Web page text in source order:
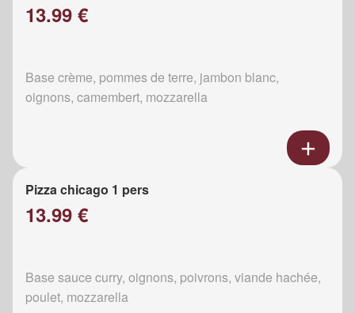
13.99 €
Base crème, pommes de terre, jambon blanc,
oignons, camembert, mozzarella
Pizza chicago 1 pers
13.99 €
Base sauce curry, oignons, poivrons, viande hachée,
poulet, mozzarella